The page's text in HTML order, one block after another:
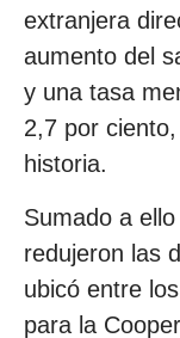
extranjera
aumento del
y una tasa
2,7 por
historia.
Sumado a
redujeron las
ubicó entre
para la